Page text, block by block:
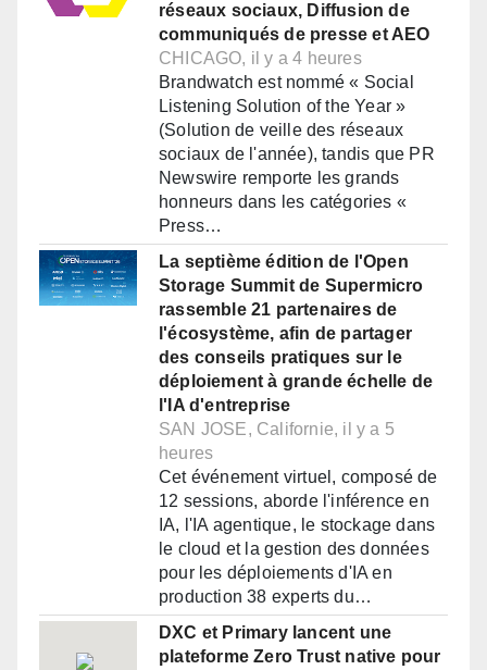
réseaux sociaux, Diffusion de
communiqués de presse et AEO
CHICAGO, il y a 4 heures
Brandwatch est nommé « Social
Listening Solution of the Year »
(Solution de veille des réseaux
sociaux de l'année), tandis que PR
Newswire remporte les grands
honneurs dans les catégories «
Press…
La septième édition de l'Open
Storage Summit de Supermicro
rassemble 21 partenaires de
l'écosystème, afin de partager
des conseils pratiques sur le
déploiement à grande échelle de
l'IA d'entreprise
SAN JOSE, Californie, il y a 5
heures
Cet événement virtuel, composé de
12 sessions, aborde l'inférence en
IA, l'IA agentique, le stockage dans
le cloud et la gestion des données
pour les déploiements d'IA en
production 38 experts du…
DXC et Primary lancent une
plateforme Zero Trust native pour